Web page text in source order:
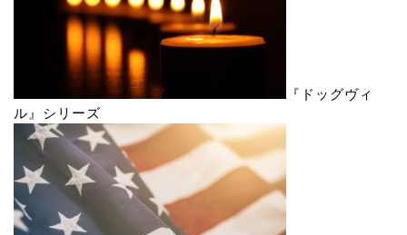
『ドッグヴィ
ル』シリーズ